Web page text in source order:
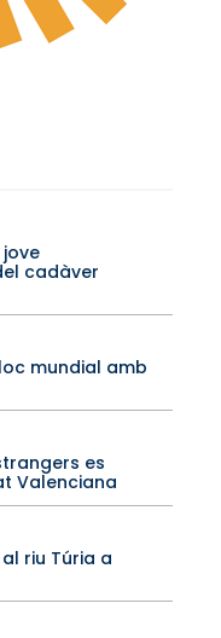
cadàver
mundial amb
es
Valenciana
riu Túria a